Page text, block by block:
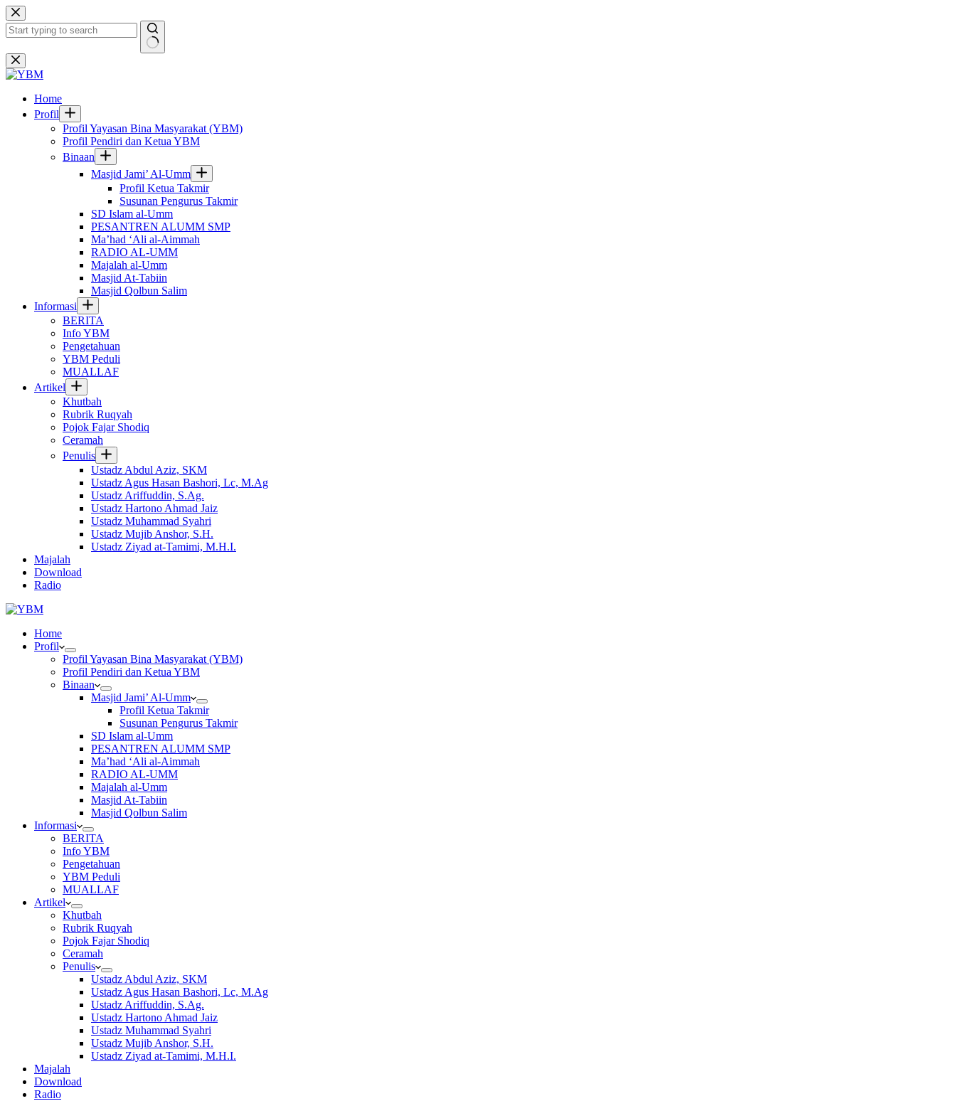
Skip
to
content
No
results
Home
Profil
Profil Yayasan Bina Masyarakat (YBM)
Profil Pendiri dan Ketua YBM
Binaan
Masjid Jami’ Al-Umm
Profil Ketua Takmir
Susunan Pengurus Takmir
SD Islam al-Umm
PESANTREN ALUMM SMP
Ma’had ‘Ali al-Aimmah
RADIO AL-UMM
Majalah al-Umm
Masjid At-Tabiin
Masjid Qolbun Salim
Informasi
BERITA
Info YBM
Pengetahuan
YBM Peduli
MUALLAF
Artikel
Khutbah
Rubrik Ruqyah
Pojok Fajar Shodiq
Ceramah
Penulis
Ustadz Abdul Aziz, SKM
Ustadz Agus Hasan Bashori, Lc, M.Ag
Ustadz Ariffuddin, S.Ag.
Ustadz Hartono Ahmad Jaiz
Ustadz Muhammad Syahri
Ustadz Mujib Anshor, S.H.
Ustadz Ziyad at-Tamimi, M.H.I.
Majalah
Download
Radio
Home
Profil
Profil Yayasan Bina Masyarakat (YBM)
Profil Pendiri dan Ketua YBM
Binaan
Masjid Jami’ Al-Umm
Profil Ketua Takmir
Susunan Pengurus Takmir
SD Islam al-Umm
PESANTREN ALUMM SMP
Ma’had ‘Ali al-Aimmah
RADIO AL-UMM
Majalah al-Umm
Masjid At-Tabiin
Masjid Qolbun Salim
Informasi
BERITA
Info YBM
Pengetahuan
YBM Peduli
MUALLAF
Artikel
Khutbah
Rubrik Ruqyah
Pojok Fajar Shodiq
Ceramah
Penulis
Ustadz Abdul Aziz, SKM
Ustadz Agus Hasan Bashori, Lc, M.Ag
Ustadz Ariffuddin, S.Ag.
Ustadz Hartono Ahmad Jaiz
Ustadz Muhammad Syahri
Ustadz Mujib Anshor, S.H.
Ustadz Ziyad at-Tamimi, M.H.I.
Majalah
Download
Radio